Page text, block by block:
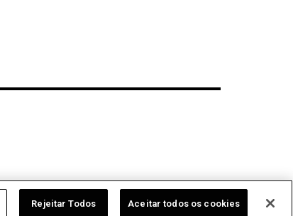
Rejeitar Todos Aceitar todos os cookies